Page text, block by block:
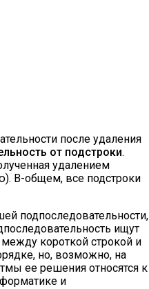
после удаления
от подстроки.
удалением
В-общем, все подстроки
подпоследовательности,
ищут
короткой строкой и
но, возможно, на
ее решения относятся к
и